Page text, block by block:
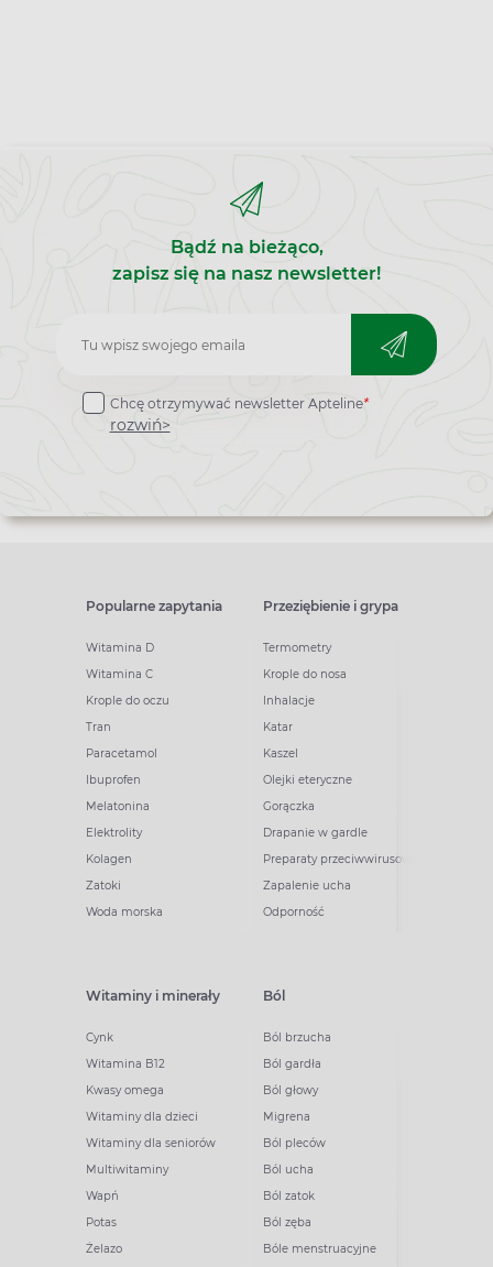
Bądź na bieżąco,
zapisz się na nasz newsletter!
Zapisz
do
newslettera
Chcę otrzymywać newsletter Apteline*
rozwiń>
Popularne zapytania
Witamina D
Witamina C
Krople do oczu
Tran
Paracetamol
Ibuprofen
Melatonina
Elektrolity
Kolagen
Zatoki
Woda morska
Przeziębienie i grypa
Termometry
Krople do nosa
Inhalacje
Katar
Kaszel
Olejki eteryczne
Gorączka
Drapanie w gardle
Preparaty przeciwwirusowe
Zapalenie ucha
Odporność
Witaminy i minerały
Cynk
Witamina B12
Kwasy omega
Witaminy dla dzieci
Witaminy dla seniorów
Multiwitaminy
Wapń
Potas
Żelazo
Ból
Ból brzucha
Ból gardła
Ból głowy
Migrena
Ból pleców
Ból ucha
Ból zatok
Ból zęba
Bóle menstruacyjne